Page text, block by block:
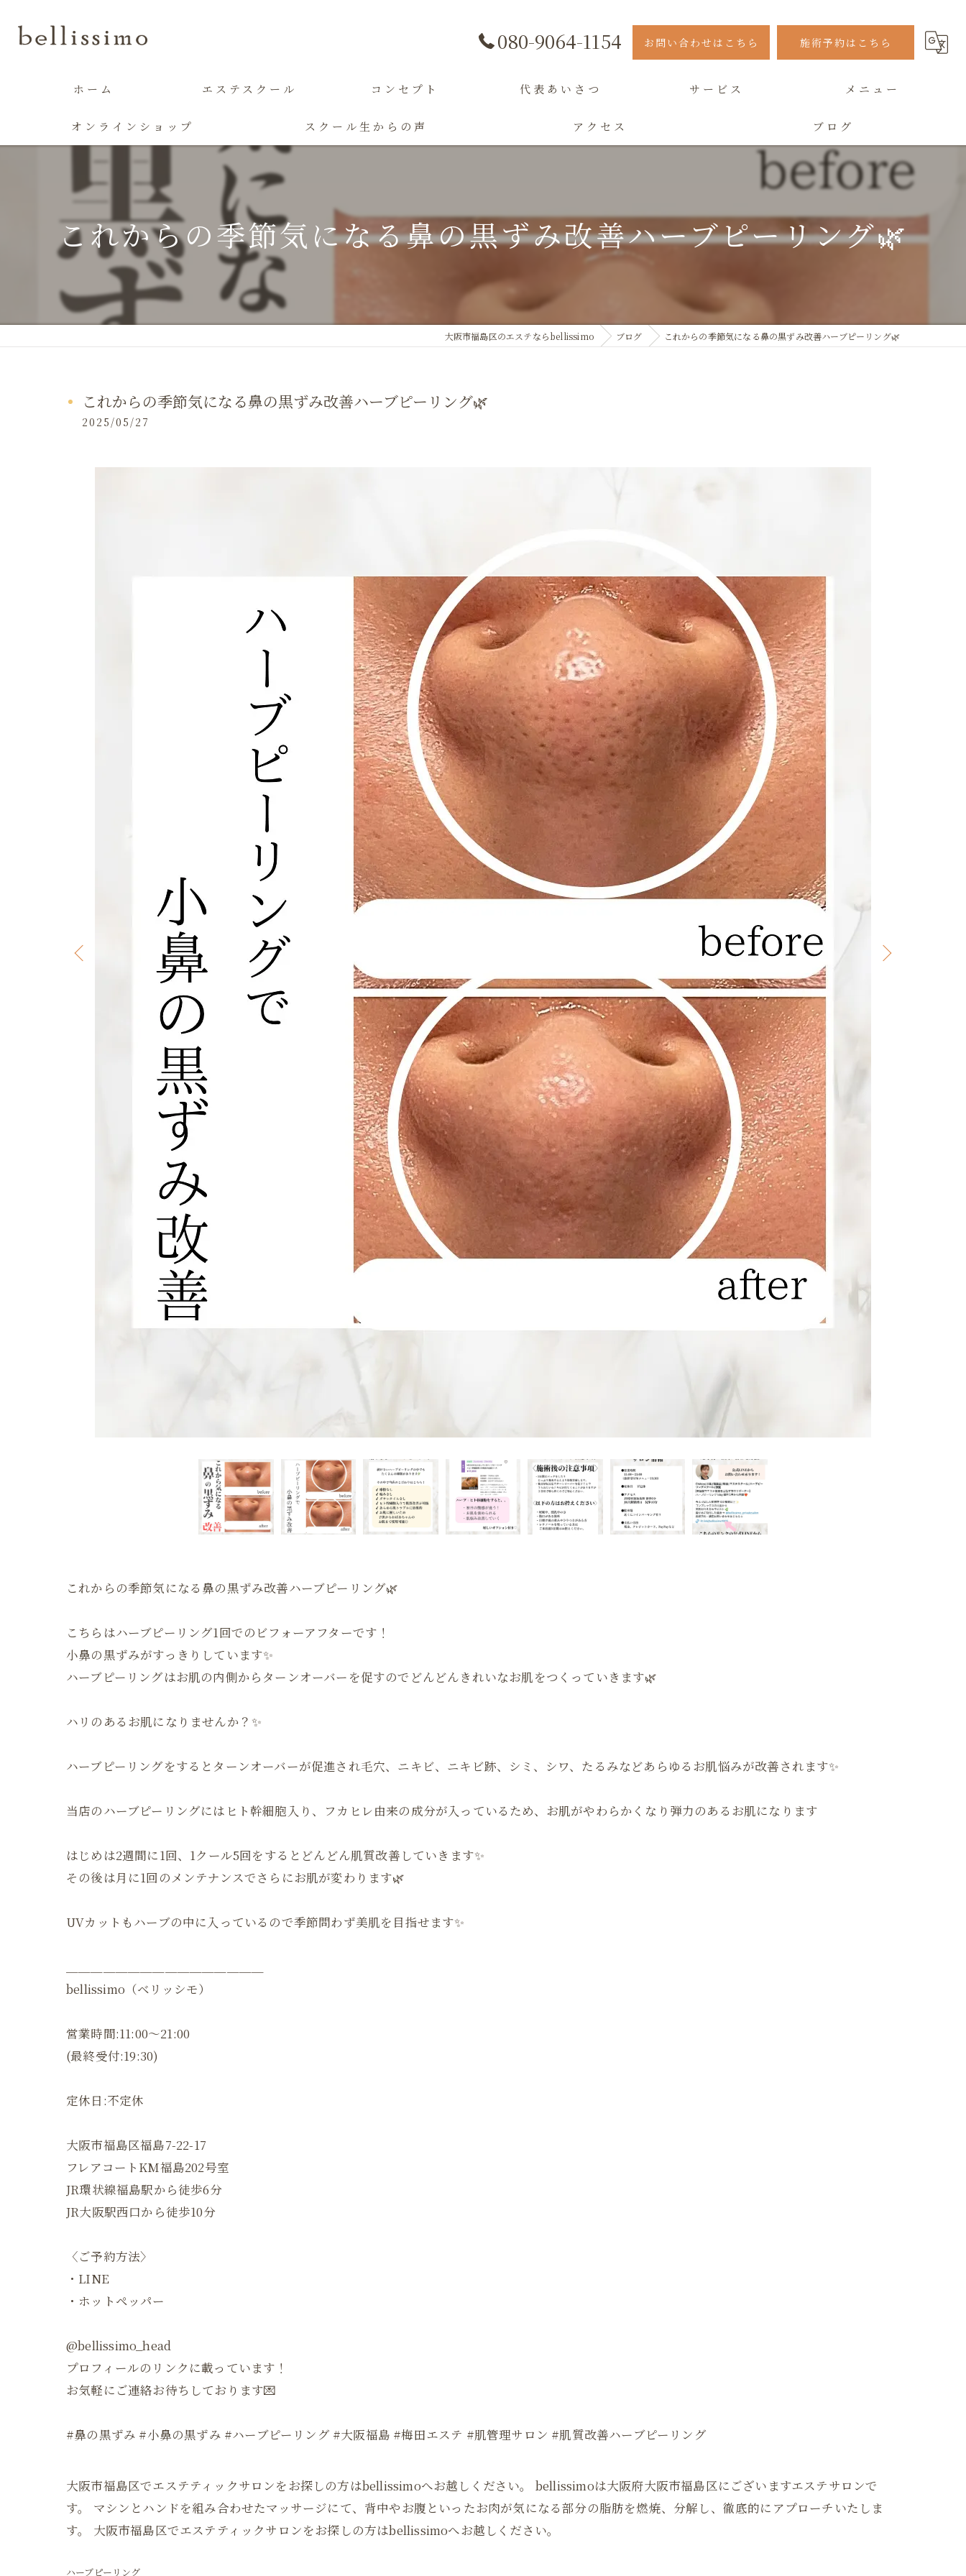
080-9064-1154 お問い合わせはこちら 施術予約はこちら
ホーム エステスクール コンセプト 代表あいさつ サービス メニュー
オンラインショップ スクール生からの声 アクセス ブログ
これからの季節気になる鼻の黒ずみ改善ハーブピーリング🌿
大阪市福島区のエステならbellissimo ブログ これからの季節気になる鼻の黒ずみ改善ハーブピーリング🌿
これからの季節気になる鼻の黒ずみ改善ハーブピーリング🌿
2025/05/27
これからの季節気になる鼻の黒ずみ改善ハーブピーリング🌿
こちらはハーブピーリング1回でのビフォーアフターです！
小鼻の黒ずみがすっきりしています✨
ハーブピーリングはお肌の内側からターンオーバーを促すのでどんどんきれいなお肌をつくっていきます🌿
ハリのあるお肌になりませんか？✨
ハーブピーリングをするとターンオーバーが促進され毛穴、ニキビ、ニキビ跡、シミ、シワ、たるみなどあらゆるお肌悩みが改善されます✨
当店のハーブピーリングにはヒト幹細胞入り、フカヒレ由来の成分が入っているため、お肌がやわらかくなり弾力のあるお肌になります
はじめは2週間に1回、1クール5回をするとどんどん肌質改善していきます✨
その後は月に1回のメンテナンスでさらにお肌が変わります🌿
UVカットもハーブの中に入っているので季節問わず美肌を目指せます✨
bellissimo（ベリッシモ）
営業時間:11:00〜21:00
(最終受付:19:30)
定休日:不定休
大阪市福島区福島7-22-17
フレアコートKM福島202号室
JR環状線福島駅から徒歩6分
JR大阪駅西口から徒歩10分
〈ご予約方法〉
・LINE
・ホットペッパー
@bellissimo_head
プロフィールのリンクに載っています！
お気軽にご連絡お待ちしております💌
#鼻の黒ずみ #小鼻の黒ずみ #ハーブピーリング #大阪福島 #梅田エステ #肌管理サロン #肌質改善ハーブピーリング
大阪市福島区でエステティックサロンをお探しの方はbellissimoへお越しください。 bellissimoは大阪府大阪市福島区にございますエステサロンで
す。 マシンとハンドを組み合わせたマッサージにて、背中やお腹といったお肉が気になる部分の脂肪を燃焼、分解し、徹底的にアプローチいたしま
す。 大阪市福島区でエステティックサロンをお探しの方はbellissimoへお越しください。
ハーブピーリング